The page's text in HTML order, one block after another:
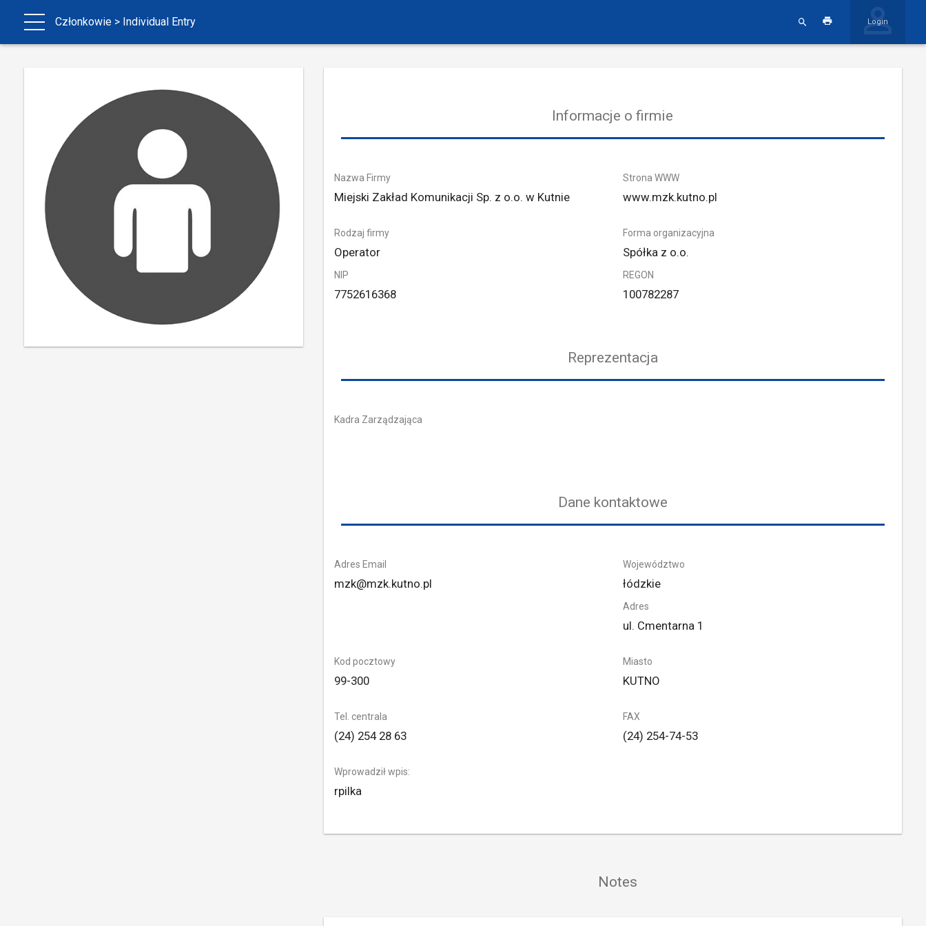
Członkowie > Individual Entry Login
Informacje o firmie
Nazwa Firmy
Miejski Zakład Komunikacji Sp. z o.o. w Kutnie
Strona WWW
www.mzk.kutno.pl
Rodzaj firmy
Operator
Forma organizacyjna
Spółka z o.o.
NIP
7752616368
REGON
100782287
Reprezentacja
Kadra Zarządzająca
Dane kontaktowe
Adres Email
mzk@mzk.kutno.pl
Województwo
łódzkie
Adres
ul. Cmentarna 1
Kod pocztowy
99-300
Miasto
KUTNO
Tel. centrala
(24) 254 28 63
FAX
(24) 254-74-53
Wprowadził wpis:
rpilka
Notes